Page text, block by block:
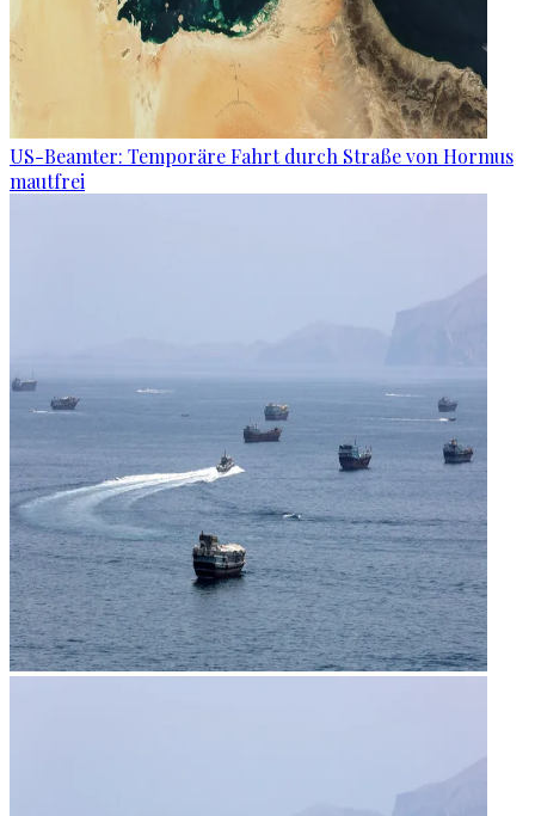
US-Beamter: Temporäre Fahrt durch Straße von Hormus
mautfrei